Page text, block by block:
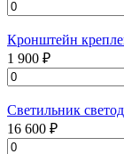
Кронштейн
1 900 ₽
Светильник
16 600 ₽